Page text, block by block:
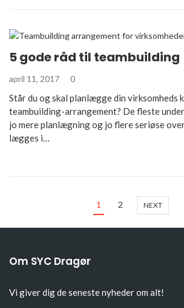
5 gode råd til teambuilding
april 11, 2017 0
Står du og skal planlægge din virksomheds
teambuilding-arrangement? De fleste
jo mere planlægning og jo flere seriøse
lægges i…
1 2 NEXT
Om SYC Dragør
Vi giver dig de seneste nyheder om alt!